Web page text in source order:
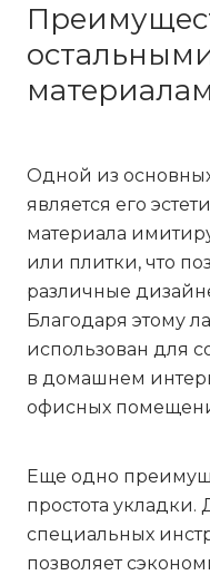
Одной из
является его
материала
или плитки, что
различные
Благодаря этому
использован для
в домашнем
офисных
Еще одно
простота укладки.
специальных
позволяет